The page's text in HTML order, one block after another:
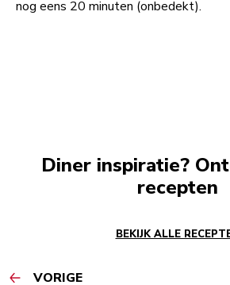
nog eens 20 minuten (onbedekt).
Diner inspiratie?
recepten
BEKIJK ALLE
VORIGE